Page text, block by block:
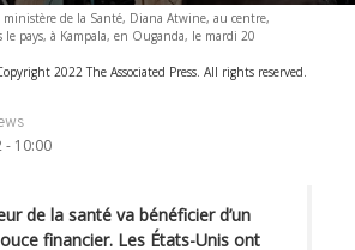
ministère de la Santé, Diana Atwine, au centre,
le pays, à Kampala, en Ouganda, le mardi 20
2022 The Associated Press. All rights reserved.
- 10:00
de la santé va bénéficier d’un
financier. Les États-Unis ont